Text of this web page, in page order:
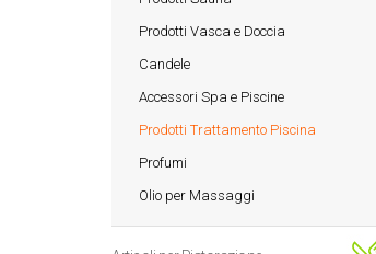
Prodotti Vasca e Doccia
Candele
Accessori Spa e Piscine
Prodotti Trattamento Piscina
Profumi
Olio per Massaggi